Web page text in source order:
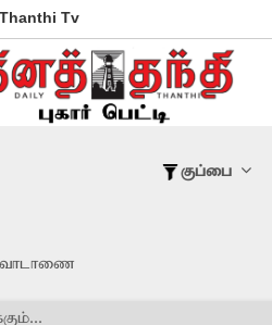
Thanthi Tv
குப்பை